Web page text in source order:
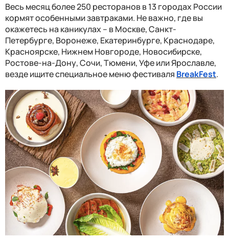
Весь месяцболее 250 ресторанов в 13 городах России
кормят особенными завтраками. Не важно, где вы
окажетесь на каникулах– в Москве, Санкт-
Петербурге, Воронеже, Екатеринбурге, Краснодаре,
Красноярске, Нижнем Новгороде, Новосибирске,
Ростове-на-Дону, Сочи, Тюмени, Уфе или Ярославле,
везде ищите специальное меню фестиваля BreakFest.